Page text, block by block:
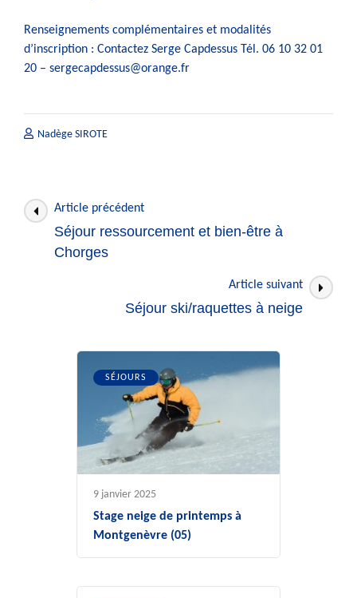
Renseignements complémentaires et modalités
d’inscription : Contactez Serge Capdessus Tél. 06 10 32 01
20 – sergecapdessus@orange.fr
Nadège SIROTE
Navigation
des
articles
Article précédent
Séjour ressourcement et bien-être à
Chorges
Article suivant
Séjour ski/raquettes à neige
SÉJOURS
9 janvier 2025
Stage neige de printemps à
Montgenèvre (05)